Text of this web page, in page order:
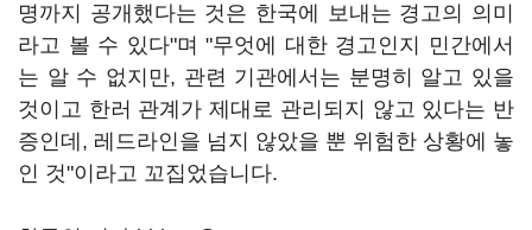
명까지 공개했다는 것은 한국에 보내는 경고의 의미
라고 볼 수 있다"며 "무엇에 대한 경고인지 민간에서
는 알 수 없지만, 관련 기관에서는 분명히 알고 있을
것이고 한러 관계가 제대로 관리되지 않고 있다는 반
증인데, 레드라인을 넘지 않았을 뿐 위험한 상황에 놓
인 것"이라고 꼬집었습니다.